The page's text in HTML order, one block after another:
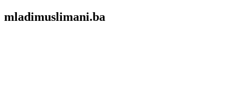
mladimuslimani.ba